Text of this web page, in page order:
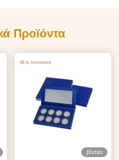
Προϊόντα
βίντεο